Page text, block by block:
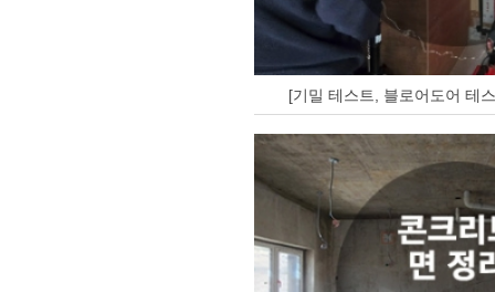
[기밀 테스트, 블로어도어 테